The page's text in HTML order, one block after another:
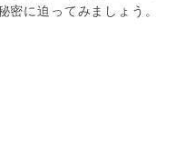
に迫ってみましょう。